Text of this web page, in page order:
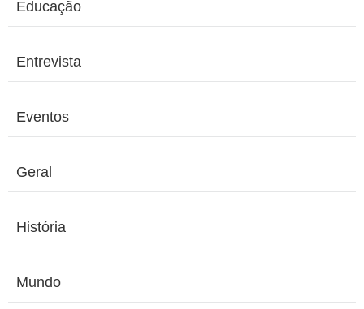
Educação
Entrevista
Eventos
Geral
História
Mundo